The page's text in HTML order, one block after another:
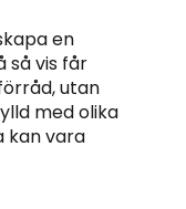
en
så vis får
utan
med olika
kan vara